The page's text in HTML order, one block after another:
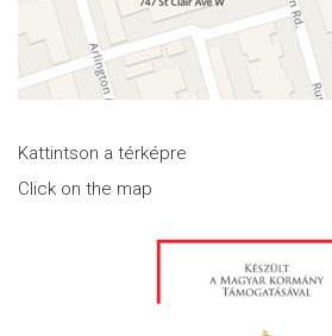
Kattintson a térképre
Click on the map